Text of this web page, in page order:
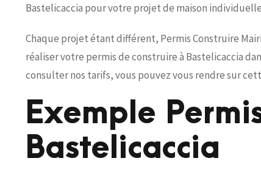
Bastelicaccia pour votre projet de maison
Chaque projet étant différent, Permis Construire
réaliser votre permis de construire à Bastelicaccia
consulter nos tarifs, vous pouvez vous rendre sur
Exemple
Bastelicaccia